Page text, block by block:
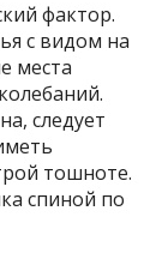
фактор.
с видом на
места
следует
тошноте.
спиной по